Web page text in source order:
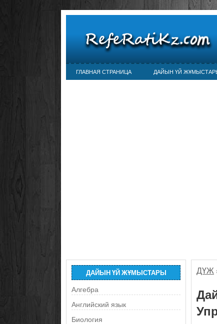
ГЛАВНАЯ СТРАНИЦА ДАЙЫН ҮЙ
ДАЙЫН ҮЙ ЖҰМЫСТАРЫ
Алгебра
Английский язык
Биология
ДҮЖ